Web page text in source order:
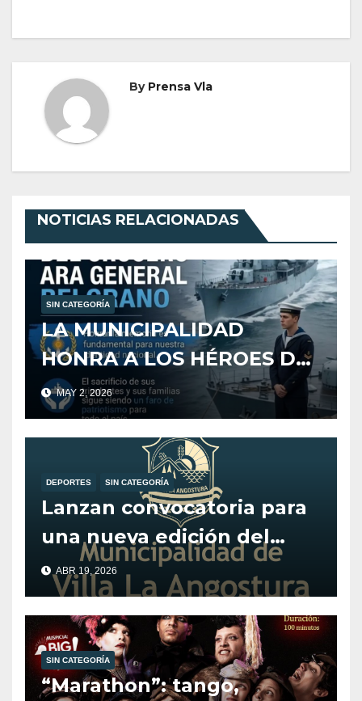
By Prensa Vla
NOTICIAS RELACIONADAS
SIN CATEGORÍA
LA MUNICIPALIDAD
HONRA A LOS HÉROES DEL
CRUCERO ARA GENERAL
BELGRANO
MAY 2, 2026
DEPORTES SIN CATEGORÍA
Lanzan convocatoria para
una nueva edición del
programa Alentando el
Deporte.
ABR 19, 2026
SIN CATEGORÍA
“Marathon”: tango,